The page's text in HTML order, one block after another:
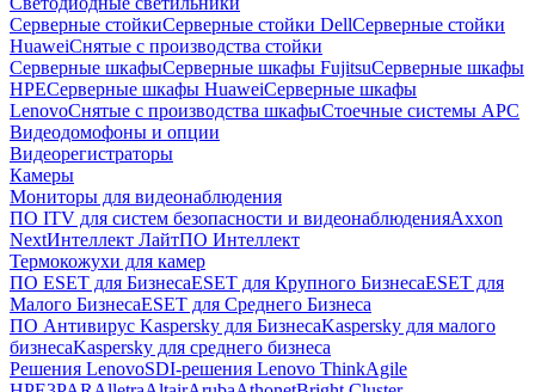
Серверные стойкиСерверные стойки DellСерверные стойки
HuaweiСнятые с производства стойки
Серверные шкафыСерверные шкафы FujitsuСерверные шкафы
HPEСерверные шкафы HuaweiСерверные шкафы
LenovoСнятые с производства шкафыСтоечные системы APC
Видеодомофоны и опции
Видеорегистраторы
Камеры
Мониторы для видеонаблюдения
ПО ITV для систем безопасности и видеонаблюденияAxxon
NextИнтеллект ЛайтПО Интеллект
Термокожухи для камер
ПО ESET для БизнесаESET для Крупного БизнесаESET для
Малого БизнесаESET для Среднего Бизнеса
ПО Антивирус Kaspersky для БизнесаKaspersky для малого
бизнесаKaspersky для среднего бизнеса
Решения LenovoSDI-решения Lenovo ThinkAgile